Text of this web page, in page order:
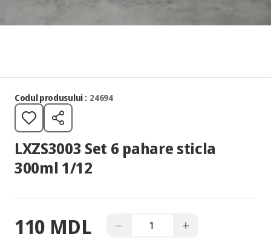
Codul produsului : 24694
LXZS3003 Set 6 pahare sticla
300ml 1/12
110 MDL − +